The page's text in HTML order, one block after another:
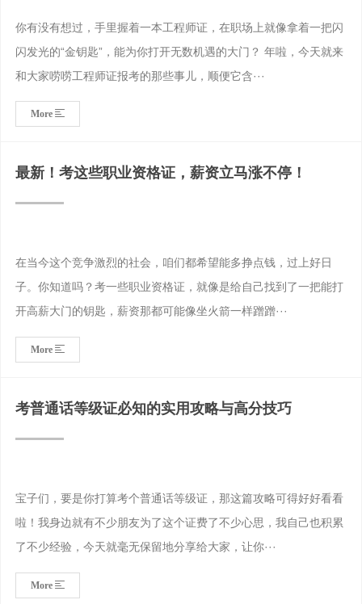
你有没有想过，手里握着一本工程师证，在职场上就像拿着一把闪
闪发光的“金钥匙”，能为你打开无数机遇的大门？ 年啦，今天就来
和大家唠唠工程师证报考的那些事儿，顺便它含···
More
最新！考这些职业资格证，薪资立马涨不停！
在当今这个竞争激烈的社会，咱们都希望能多挣点钱，过上好日
子。你知道吗？考一些职业资格证，就像是给自己找到了一把能打
开高薪大门的钥匙，薪资那都可能像坐火箭一样蹭蹭···
More
考普通话等级证必知的实用攻略与高分技巧
宝子们，要是你打算考个普通话等级证，那这篇攻略可得好好看看
啦！我身边就有不少朋友为了这个证费了不少心思，我自己也积累
了不少经验，今天就毫无保留地分享给大家，让你···
More